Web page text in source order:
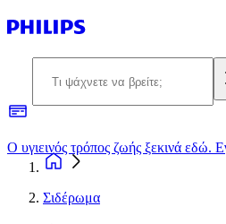
Σιδέρωμα